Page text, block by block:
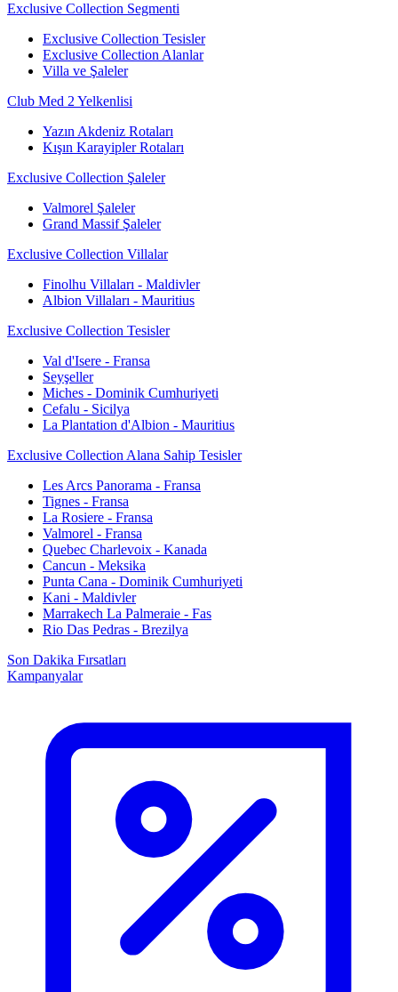
Exclusive Collection Segmenti
Exclusive Collection Tesisler
Exclusive Collection Alanlar
Villa ve Şaleler
Club Med 2 Yelkenlisi
Yazın Akdeniz Rotaları
Kışın Karayipler Rotaları
Exclusive Collection Şaleler
Valmorel Şaleler
Grand Massif Şaleler
Exclusive Collection Villalar
Finolhu Villaları - Maldivler
Albion Villaları - Mauritius
Exclusive Collection Tesisler
Val d'Isere - Fransa
Seyşeller
Miches - Dominik Cumhuriyeti
Cefalu - Sicilya
La Plantation d'Albion - Mauritius
Exclusive Collection Alana Sahip Tesisler
Les Arcs Panorama - Fransa
Tignes - Fransa
La Rosiere - Fransa
Valmorel - Fransa
Quebec Charlevoix - Kanada
Cancun - Meksika
Punta Cana - Dominik Cumhuriyeti
Kani - Maldivler
Marrakech La Palmeraie - Fas
Rio Das Pedras - Brezilya
Son Dakika Fırsatları
Kampanyalar